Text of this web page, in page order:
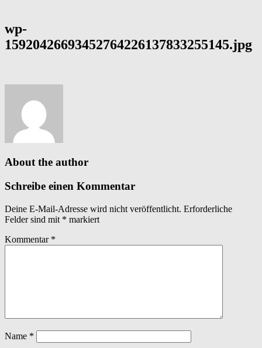
wp-
15920426693452764226137833255145.jpg
About the author
Schreibe einen Kommentar
Deine E-Mail-Adresse wird nicht veröffentlicht. Erforderliche
Felder sind mit * markiert
Kommentar *
Name *